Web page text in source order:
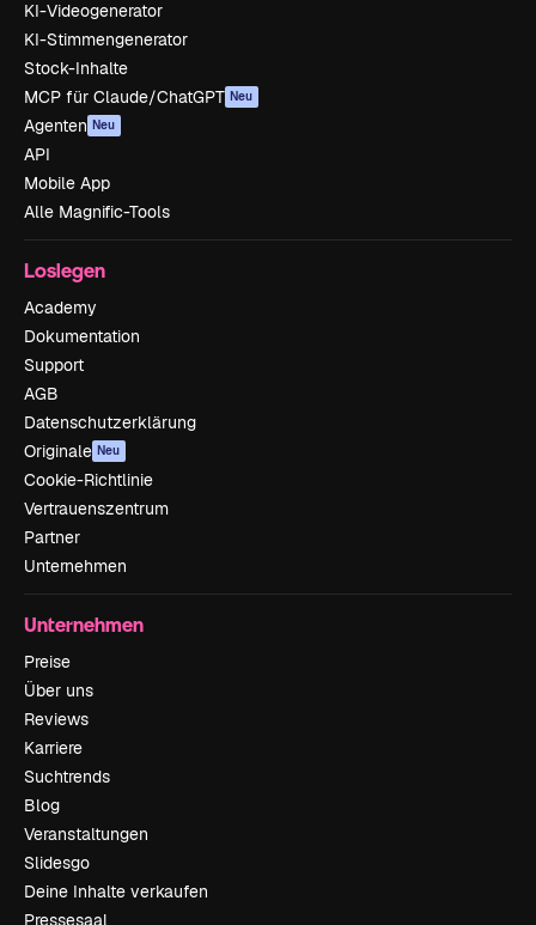
KI-Videogenerator
KI-Stimmengenerator
Stock-Inhalte
MCP für Claude/ChatGPT Neu
Agenten Neu
API
Mobile App
Alle Magnific-Tools
Loslegen
Academy
Dokumentation
Support
AGB
Datenschutzerklärung
Originale Neu
Cookie-Richtlinie
Vertrauenszentrum
Partner
Unternehmen
Unternehmen
Preise
Über uns
Reviews
Karriere
Suchtrends
Blog
Veranstaltungen
Slidesgo
Deine Inhalte verkaufen
Pressesaal